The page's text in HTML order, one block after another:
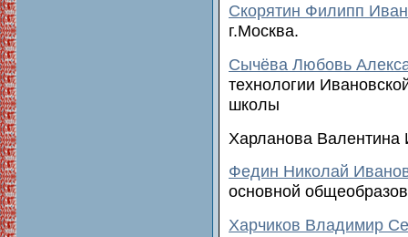
Скорятин Филипп
г.Москва.
Сычёва Любовь
технологии
школы
Харланова Валентина
Федин Николай
основной
Харчиков Владимир